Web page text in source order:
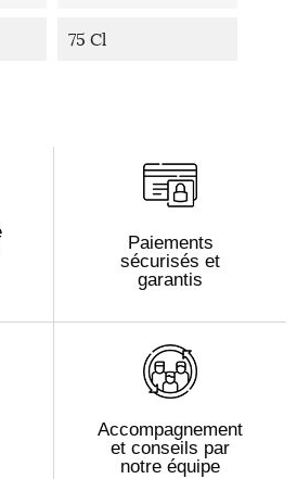
75 Cl
Paiements
sécurisés et
garantis
Accompagnement
et conseils par
notre équipe